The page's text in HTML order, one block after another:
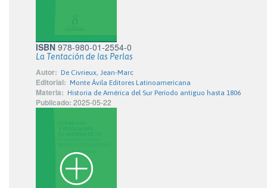
ISBN 978-980-01-2554-0
La Tentación de las Perlas
Autor: De Civrieux, Jean-Marc
Editorial: Monte Ávila Editores Latinoamericana
Materia: Historia de América del Sur Período antiguo hasta 1806
Publicado: 2025-05-22